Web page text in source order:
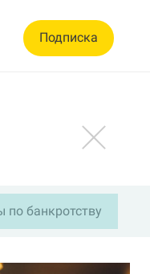
Подписка
по банкротству